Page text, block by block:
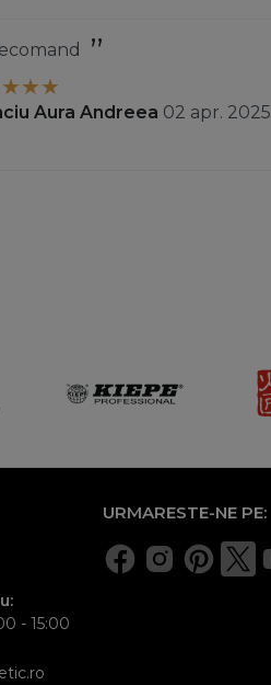
Aura Andreea 02 apr. 2025
- 15:00
URMARESTE-NE PE: